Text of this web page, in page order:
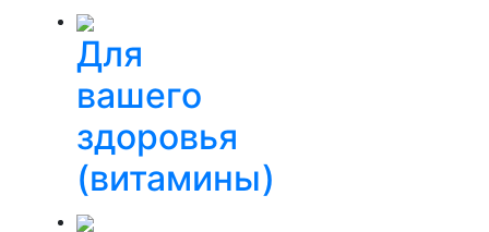
Для
вашего
здоровья
(витамины)